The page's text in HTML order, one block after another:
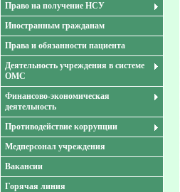
Право на получение НСУ
Иностранным гражданам
Права и обязанности пациента
Деятельность учреждения в системе
ОМС
Финансово-экономическая
деятельность
Противодействие коррупции
Медперсонал учреждения
Вакансии
Горячая линия